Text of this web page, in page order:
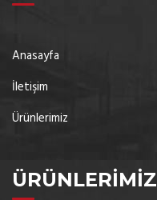
Anasayfa
İletişim
Ürünlerimiz
ÜRÜNLERIMIZ